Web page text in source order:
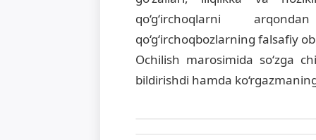
qo‘g‘irchoqlarni
qo‘g‘irchoqbozlarning falsafiy
Ochilish marosimida so‘zga
bildirishdi hamda